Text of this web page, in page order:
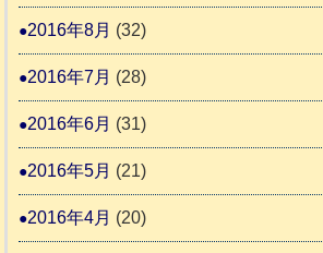
2016年8月 (32)
2016年7月 (28)
2016年6月 (31)
2016年5月 (21)
2016年4月 (20)